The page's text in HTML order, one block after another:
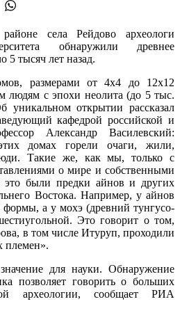
села Рейдово археологи
обнаружили древнее
5 тысяч лет назад.
размерами от 4х4 до 12х12
людям с эпохи неолита (до 5 тыс.
уникальном открытии рассказал
кафедрой российской и
Александр Василевский:
домах горели очаги, жили,
Такие же, как мы, только с
о мире и собственными
были предки айнов и других
Востока. Например, у айнов
а у мохэ (древний тунгусо-
Это говорит о том,
в том числе Итуруп, проходили
племен».
для науки. Обнаружение
позволяет говорить о больших
археологии, сообщает РИА